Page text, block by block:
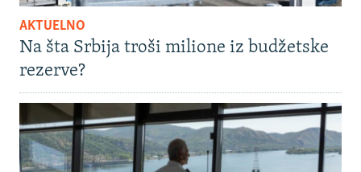
AKTUELNO
Na šta Srbija troši milione iz budžetske
rezerve?